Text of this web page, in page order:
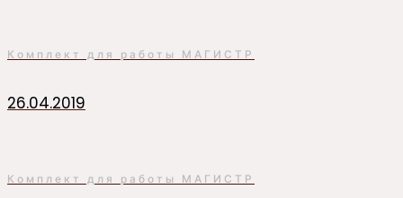
Комплект для работы МАГИСТР
26.04.2019
Комплект для работы МАГИСТР